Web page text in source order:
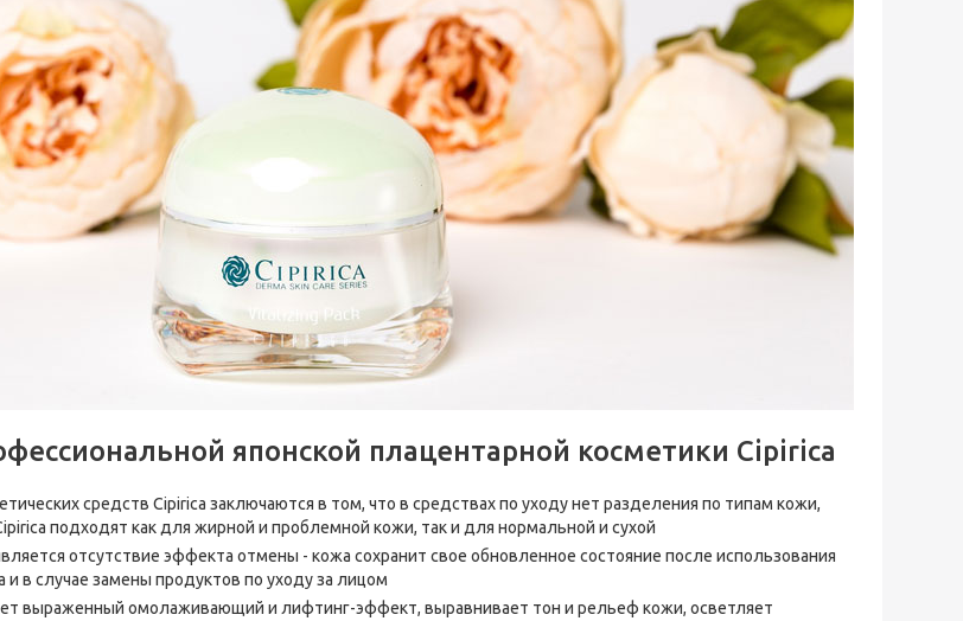
японской плацентарной косметики Cipirica
средств Cipirica заключаются в том, что в средствах по уходу нет разделения по типам кожи,
подходят как для жирной и проблемной кожи, так и для нормальной и сухой
отсутствие эффекта отмены - кожа сохранит свое обновленное состояние после использования
и в случае замены продуктов по уходу за лицом
выраженный омолаживающий и лифтинг-эффект, выравнивает тон и рельеф кожи, осветляет